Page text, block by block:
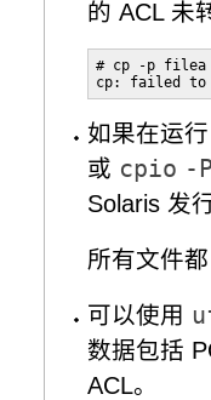
的 ACL 未
# cp -p filea
cp: failed to
如果在运
或 cpio -
Solaris 发
所有文件
可以使用
数据包括
ACL。